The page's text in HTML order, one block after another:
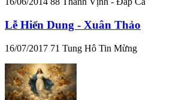
Lễ Hiển Dung - Xuân Thảo
16/07/2017 71 Tung Hô Tin Mừng